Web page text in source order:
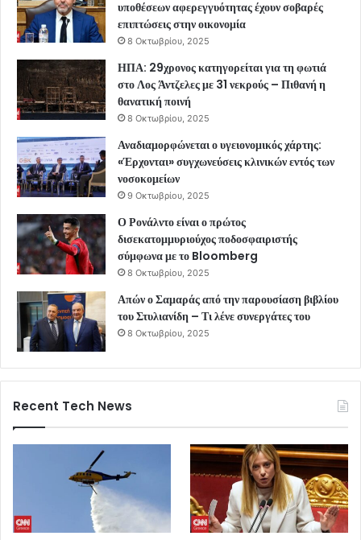
υποθέσεων αφερεγγυότητας έχουν σοβαρές
επιπτώσεις στην οικονομία
8 Οκτωβρίου, 2025
ΗΠΑ: 29χρονος κατηγορείται για τη φωτιά
στο Λος Άντζελες με 31 νεκρούς – Πιθανή η
θανατική ποινή
8 Οκτωβρίου, 2025
Αναδιαμορφώνεται ο υγειονομικός χάρτης:
«Έρχονται» συγχωνεύσεις κλινικών εντός των
νοσοκομείων
9 Οκτωβρίου, 2025
Ο Ρονάλντο είναι ο πρώτος
δισεκατομμυριούχος ποδοσφαιριστής
σύμφωνα με το Bloomberg
8 Οκτωβρίου, 2025
Απών ο Σαμαράς από την παρουσίαση βιβλίου
του Στυλιανίδη – Τι λένε συνεργάτες του
8 Οκτωβρίου, 2025
Recent Tech News